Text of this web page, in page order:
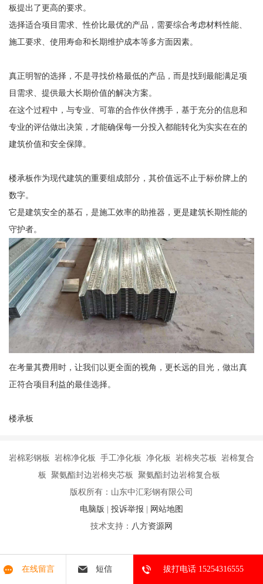
板提出了更高的要求。
选择适合项目需求、性价比最优的产品，需要综合考虑材料性能、
施工要求、使用寿命和长期维护成本等多方面因素。
真正明智的选择，不是寻找价格最低的产品，而是找到最能满足项
目需求、提供最大长期价值的解决方案。
在这个过程中，与专业、可靠的合作伙伴携手，基于充分的信息和
专业的评估做出决策，才能确保每一分投入都能转化为实实在在的
建筑价值和安全保障。
楼承板作为现代建筑的重要组成部分，其价值远不止于标价牌上的
数字。
它是建筑安全的基石，是施工效率的助推器，更是建筑长期性能的
守护者。
在考量其费用时，让我们以更全面的视角，更长远的目光，做出真
正符合项目利益的最佳选择。
楼承板
岩棉彩钢板 岩棉净化板 手工净化板 净化板 岩棉夹芯板 岩棉复合
板 聚氨酯封边岩棉夹芯板 聚氨酯封边岩棉复合板
版权所有：山东中汇彩钢有限公司
电脑版 | 投诉举报 | 网站地图
技术支持： 八方资源网
在线留言 短信 拔打电话 15254316555